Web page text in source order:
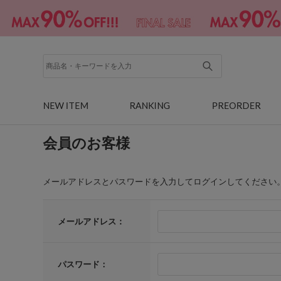
NEW ITEM RANKING PREORDER
会員のお客様
メールアドレスとパスワードを入力してログインしてください。
メールアドレス：
パスワード：